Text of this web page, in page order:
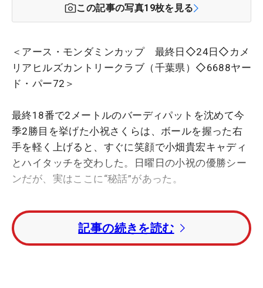
この記事の写真19枚を見る
＜アース・モンダミンカップ 最終日◇24日◇カメ
リアヒルズカントリークラブ（千葉県）◇6688ヤー
ド・パー72＞
最終18番で2メートルのバーディパットを沈めて今
季2勝目を挙げた小祝さくらは、ボールを握った右
手を軽く上げると、すぐに笑顔で小畑貴宏キャディ
とハイタッチを交わした。日曜日の小祝の優勝シー
ンだが、実はここに“秘話”があった。
これまでの小祝の優勝決定後のリアクションといえ
ば、普段と変わらず帽子のツバをちょこっと触るの
み…というのが定番。ラウンド後、小畑キャディが
記事の続きを読む